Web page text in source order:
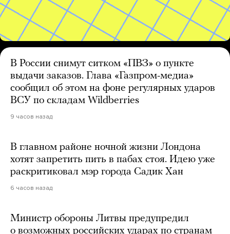
В России снимут ситком «ПВЗ» о пункте
выдачи заказов. Глава «Газпром-медиа»
сообщил об этом на фоне регулярных ударов
ВСУ по складам Wildberries
9 часов назад
В главном районе ночной жизни Лондона
хотят запретить пить в пабах стоя. Идею уже
раскритиковал мэр города Садик Хан
6 часов назад
Министр обороны Литвы предупредил
о возможных российских ударах по странам